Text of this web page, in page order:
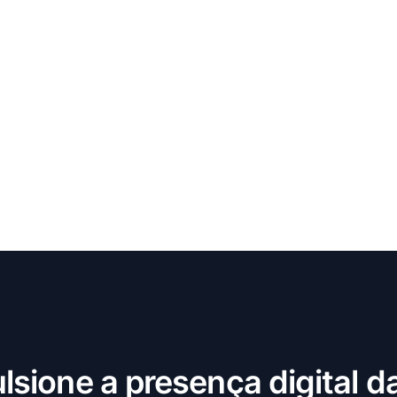
a presença digital